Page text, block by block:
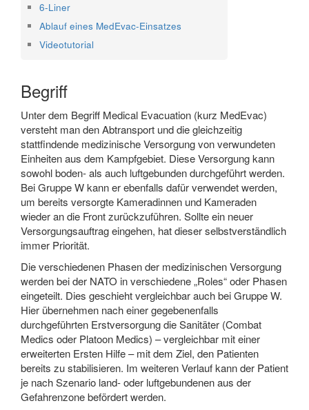
6-Liner
Ablauf eines MedEvac-Einsatzes
Videotutorial
Begriff
Unter dem Begriff Medical Evacuation (kurz MedEvac)
versteht man den Abtransport und die gleichzeitig
stattfindende medizinische Versorgung von verwundeten
Einheiten aus dem Kampfgebiet. Diese Versorgung kann
sowohl boden- als auch luftgebunden durchgeführt werden.
Bei Gruppe W kann er ebenfalls dafür verwendet werden,
um bereits versorgte Kameradinnen und Kameraden
wieder an die Front zurückzuführen. Sollte ein neuer
Versorgungsauftrag eingehen, hat dieser selbstverständlich
immer Priorität.
Die verschiedenen Phasen der medizinischen Versorgung
werden bei der NATO in verschiedene „Roles“ oder Phasen
eingeteilt. Dies geschieht vergleichbar auch bei Gruppe W.
Hier übernehmen nach einer gegebenenfalls
durchgeführten Erstversorgung die Sanitäter (Combat
Medics oder Platoon Medics) – vergleichbar mit einer
erweiterten Ersten Hilfe – mit dem Ziel, den Patienten
bereits zu stabilisieren. Im weiteren Verlauf kann der Patient
je nach Szenario land- oder luftgebundenen aus der
Gefahrenzone befördert werden.